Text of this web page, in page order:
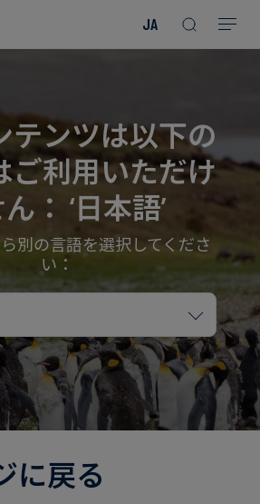
JA
役
員
紹
介
所
地
誠
実
へ
ァ
ッ
シ
ョ
ン
エ
ル
ギ
ー・
電
ガ
ス
ク
ト
を
見
る
レ
ポ
ー
ト
後
イ
ベ
ン
ト
ブ
ロ
Read more
Read more
Read more
Read more
Read more
テンツは以下の
ご利用いただけ
： ‘日本語’
別の言語を選択してくださ
い：
に戻る